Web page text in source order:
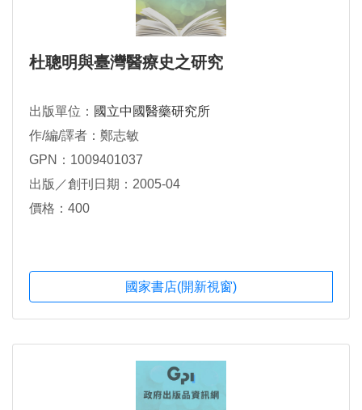
杜聰明與臺灣醫療史之研究
出版單位： 國立中國醫藥研究所
作/編/譯者：鄭志敏
GPN：1009401037
出版／創刊日期：2005-04
價格：400
國家書店(開新視窗)